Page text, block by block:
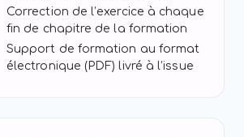
Correction de l’exercice à chaque
fin de chapitre de la formation
Support de formation au format
électronique (PDF) livré à l’issue